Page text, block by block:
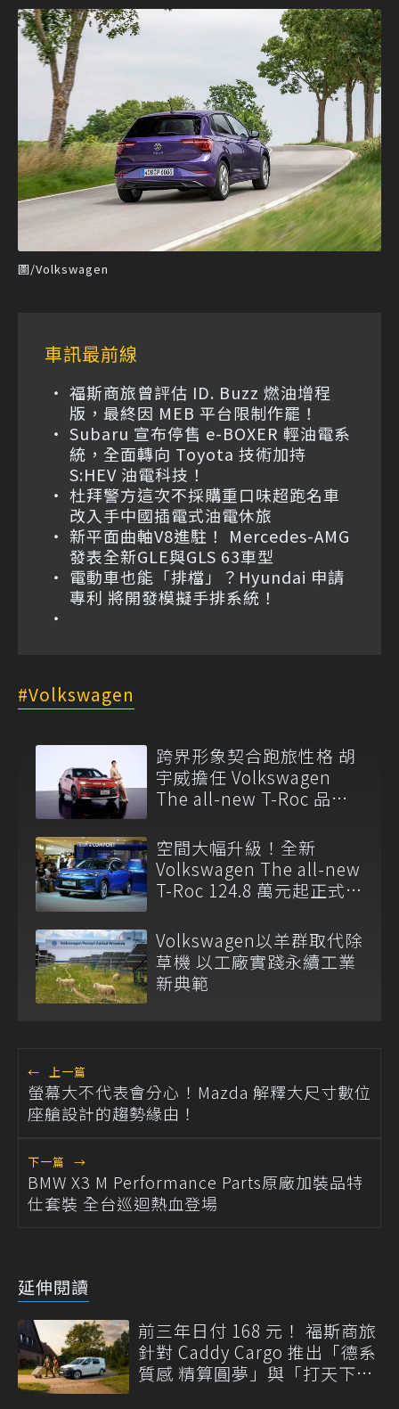
圖/Volkswagen
車訊最前線
福斯商旅曾評估 ID. Buzz 燃油增程
版，最終因 MEB 平台限制作罷！
Subaru 宣布停售 e-BOXER 輕油電系
統，全面轉向 Toyota 技術加持
S:HEV 油電科技！
杜拜警方這次不採購重口味超跑名車
改入手中國插電式油電休旅
新平面曲軸V8進駐！ Mercedes-AMG
發表全新GLE與GLS 63車型
電動車也能「排檔」？Hyundai 申請
專利 將開發模擬手排系統！
Volkswagen
跨界形象契合跑旅性格 胡
宇威擔任 Volkswagen
The all-new T-Roc 品牌
空間大幅升級！全新
Volkswagen The all-new
T-Roc 124.8 萬元起正式上
Volkswagen以羊群取代除
草機 以工廠實踐永續工業
新典範
← 上一篇
螢幕大不代表會分心！Mazda 解釋大尺寸數位
座艙設計的趨勢緣由！
下一篇 →
BMW X3 M Performance Parts原廠加裝品特
仕套裝 全台巡迴熱血登場
延伸閱讀
前三年日付 168 元！ 福斯商旅
針對 Caddy Cargo 推出「德系
質感 精算圓夢」與「打天下」